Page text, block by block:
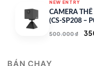
NEW ENTRY
CAMERA
(CS-SP208 –
500.000₫
BÁN CHẠY